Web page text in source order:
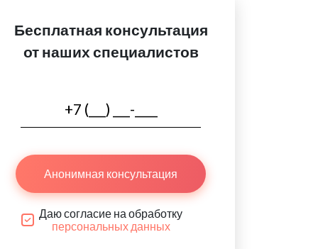
Бесплатная консультация
от наших специалистов
Анонимная консультация
Даю согласие на обработку
персональных данных